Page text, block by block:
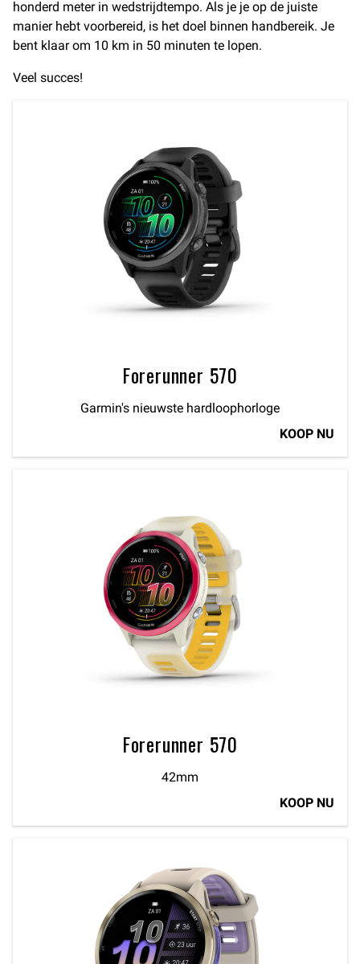
honderd meter in wedstrijdtempo. Als je je op de juiste
manier hebt voorbereid, is het doel binnen handbereik. Je
bent klaar om 10 km in 50 minuten te lopen.
Veel succes!
Forerunner 570
Garmin's nieuwste hardloophorloge
KOOP NU
Forerunner 570
42mm
KOOP NU